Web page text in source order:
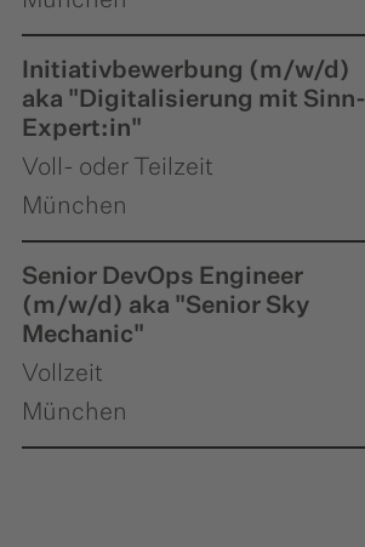
Initiativbewerbung (m/w/d)
aka "Digitalisierung mit Sinn-
Expert:in"
Voll- oder Teilzeit
München
Senior DevOps Engineer
(m/w/d) aka "Senior Sky
Mechanic"
Vollzeit
München